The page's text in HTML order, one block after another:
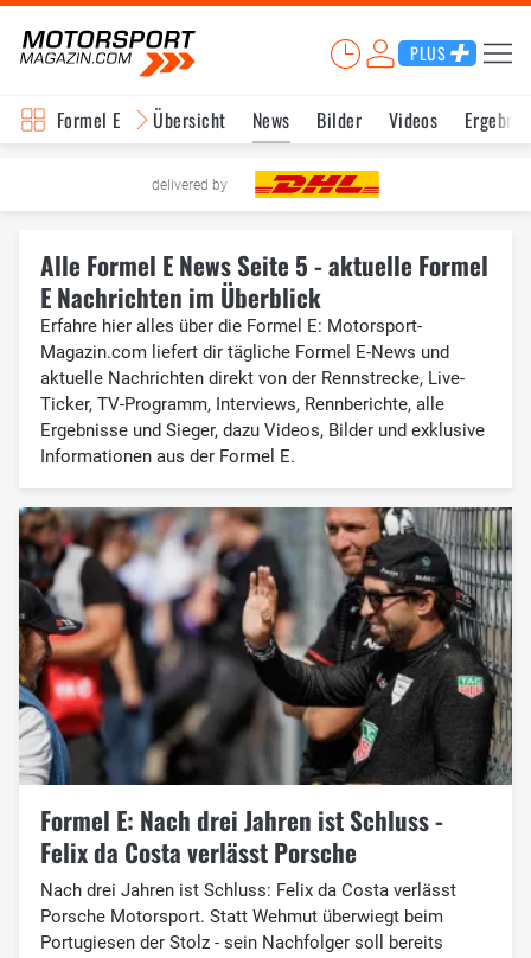
PLUS
Formel E Übersicht News Bilder Videos
delivered by
Alle Formel E News Seite 5 - aktuelle Formel
E Nachrichten im Überblick
Erfahre hier alles über die Formel E: Motorsport-
Magazin.com liefert dir tägliche Formel E-News und
aktuelle Nachrichten direkt von der Rennstrecke, Live-
Ticker, TV-Programm, Interviews, Rennberichte, alle
Ergebnisse und Sieger, dazu Videos, Bilder und exklusive
Informationen aus der Formel E.
Formel E: Nach drei Jahren ist Schluss -
Felix da Costa verlässt Porsche
Nach drei Jahren ist Schluss: Felix da Costa verlässt
Porsche Motorsport. Statt Wehmut überwiegt beim
Portugiesen der Stolz - sein Nachfolger soll bereits